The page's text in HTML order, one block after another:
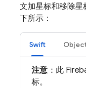
文加星标和移除星
下所示：
Swift
注意：此
标。